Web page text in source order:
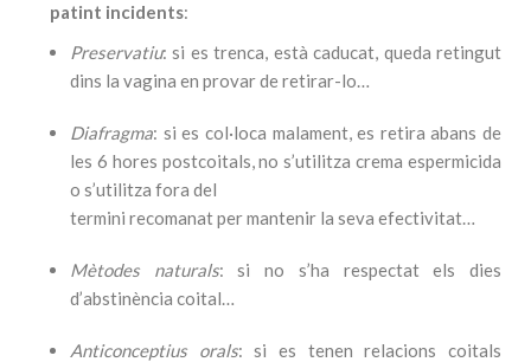
patint incidents:
Preservatiu: si es trenca, està caducat, queda retingut
dins la vagina en provar de retirar-lo…
Diafragma: si es col·loca malament, es retira abans de
les 6 hores postcoitals, no s’utilitza crema espermicida
o s’utilitza fora del
termini recomanat per mantenir la seva efectivitat…
Mètodes naturals: si no s’ha respectat els dies
d’abstinència coital…
Anticonceptius orals: si es tenen relacions coitals